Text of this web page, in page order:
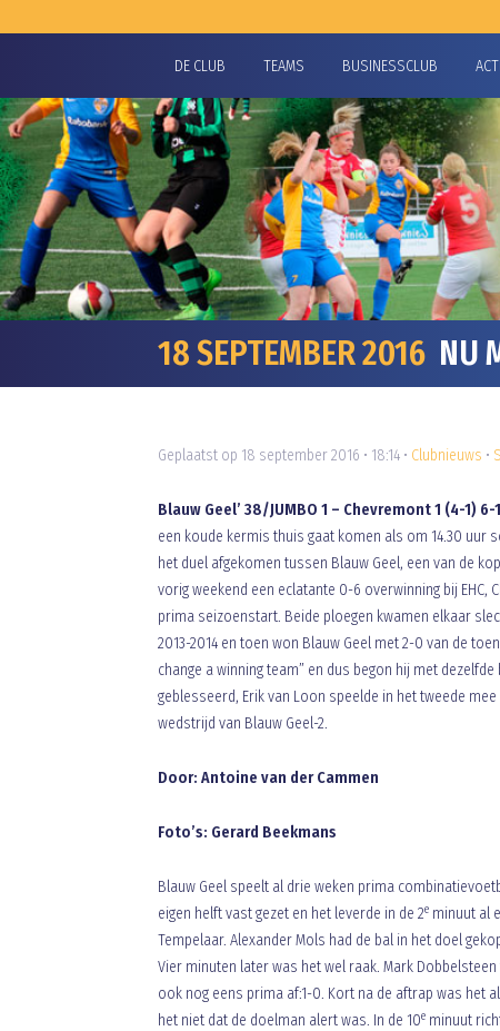
DE CLUB TEAMS BUSINESSCLUB
18 SEPTEMBER 2016 NU
Geplaatst op 18 september 2016 • 18:14 • Clubnieuws •
Blauw Geel’ 38/JUMBO 1 – Chevremont 1 (4-1) 6-1
een koude kermis thuis gaat komen als om 14.30 uur
het duel afgekomen tussen Blauw Geel, een van de
vorig weekend een eclatante 0-6 overwinning bij EHC,
prima seizoenstart. Beide ploegen kwamen elkaar
2013-2014 en toen won Blauw Geel met 2-0 van de
change a winning team” en dus begon hij met
geblesseerd, Erik van Loon speelde in het tweede
wedstrijd van Blauw Geel-2.
Door: Antoine van der Cammen
Foto’s: Gerard Beekmans
Blauw Geel speelt al drie weken prima
eigen helft vast gezet en het leverde in de 2e minuut al
Tempelaar. Alexander Mols had de bal in het doel
Vier minuten later was het wel raak. Mark
ook nog eens prima af:1-0. Kort na de aftrap was het
het niet dat de doelman alert was. In de 10e minuut